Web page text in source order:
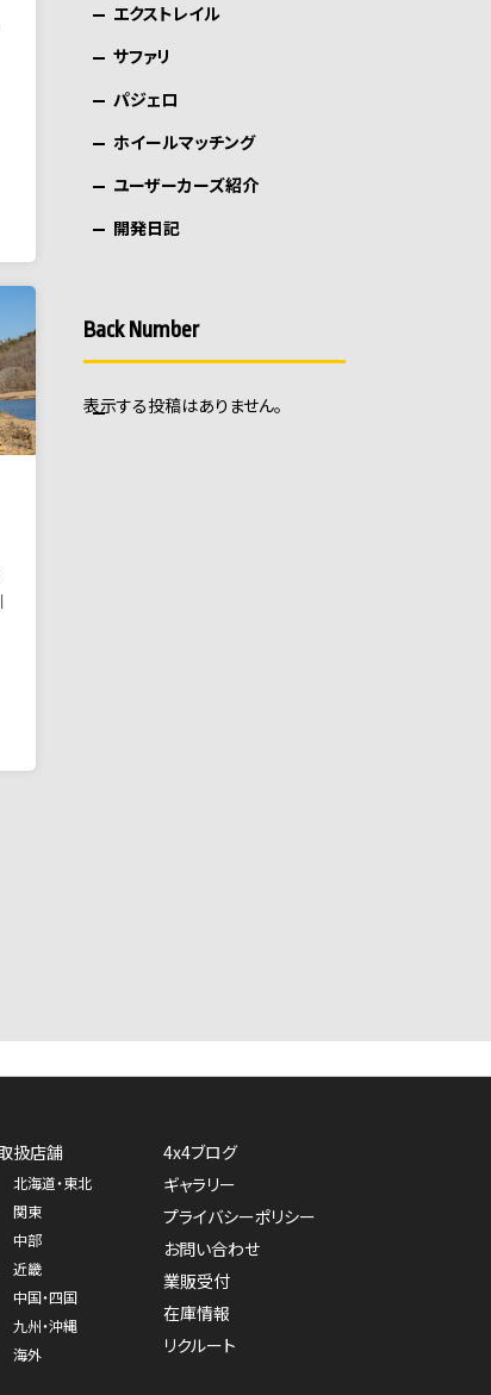
エクストレイル
サファリ
パジェロ
ホイールマッチング
ユーザーカーズ紹介
開発日記
Back Number
表示する投稿はありません。
扱店舗
北海道・東北
関東
中部
近畿
中国・四国
九州・沖縄
海外
4x4ブログ
ギャラリー
プライバシーポリシー
お問い合わせ
業販受付
在庫情報
リクルート